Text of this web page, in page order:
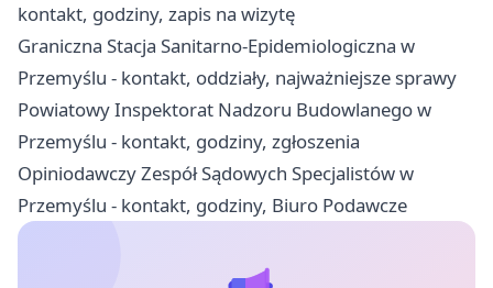
kontakt, godziny, zapis na wizytę
Graniczna Stacja Sanitarno-Epidemiologiczna w
Przemyślu - kontakt, oddziały, najważniejsze sprawy
Powiatowy Inspektorat Nadzoru Budowlanego w
Przemyślu - kontakt, godziny, zgłoszenia
Opiniodawczy Zespół Sądowych Specjalistów w
Przemyślu - kontakt, godziny, Biuro Podawcze